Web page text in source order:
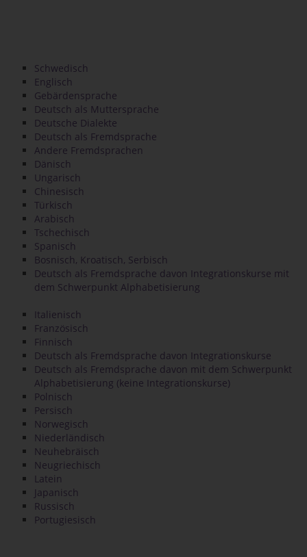
Schwedisch
Englisch
Gebärdensprache
Deutsch als Muttersprache
Deutsche Dialekte
Deutsch als Fremdsprache
Andere Fremdsprachen
Dänisch
Ungarisch
Chinesisch
Türkisch
Arabisch
Tschechisch
Spanisch
Bosnisch, Kroatisch, Serbisch
Deutsch als Fremdsprache davon Integrationskurse mit
dem Schwerpunkt Alphabetisierung
Italienisch
Französisch
Finnisch
Deutsch als Fremdsprache davon Integrationskurse
Deutsch als Fremdsprache davon mit dem Schwerpunkt
Alphabetisierung (keine Integrationskurse)
Polnisch
Persisch
Norwegisch
Niederländisch
Neuhebräisch
Neugriechisch
Latein
Japanisch
Russisch
Portugiesisch